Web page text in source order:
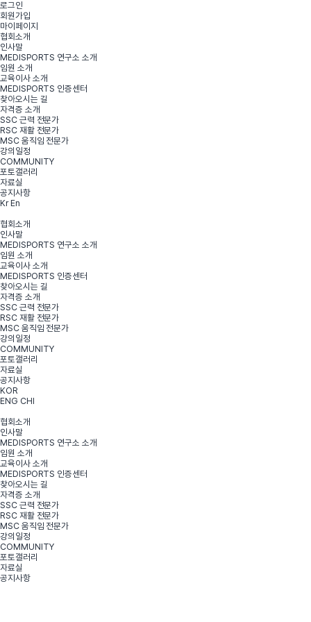
로그인
회원가입
마이페이지
협회소개
인사말
MEDISPORTS 연구소 소개
임원 소개
교육이사 소개
MEDISPORTS 인증센터
찾아오시는 길
자격증 소개
SSC 근력 전문가
RSC 재활 전문가
MSC 움직임 전문가
강의일정
COMMUNITY
포토갤러리
자료실
공지사항
Kr En
협회소개
인사말
MEDISPORTS 연구소 소개
임원 소개
교육이사 소개
MEDISPORTS 인증센터
찾아오시는 길
자격증 소개
SSC 근력 전문가
RSC 재활 전문가
MSC 움직임 전문가
강의일정
COMMUNITY
포토갤러리
자료실
공지사항
KOR
ENG CHI
협회소개
인사말
MEDISPORTS 연구소 소개
임원 소개
교육이사 소개
MEDISPORTS 인증센터
찾아오시는 길
자격증 소개
SSC 근력 전문가
RSC 재활 전문가
MSC 움직임 전문가
강의일정
COMMUNITY
포토갤러리
자료실
공지사항